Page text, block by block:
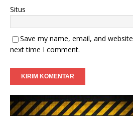
Situs
Save my name, email, and
next time I comment.